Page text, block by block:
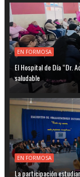
EN FORMOSA
El Hospital de Día “Dr.
saludable
EN FORMOSA
La participación